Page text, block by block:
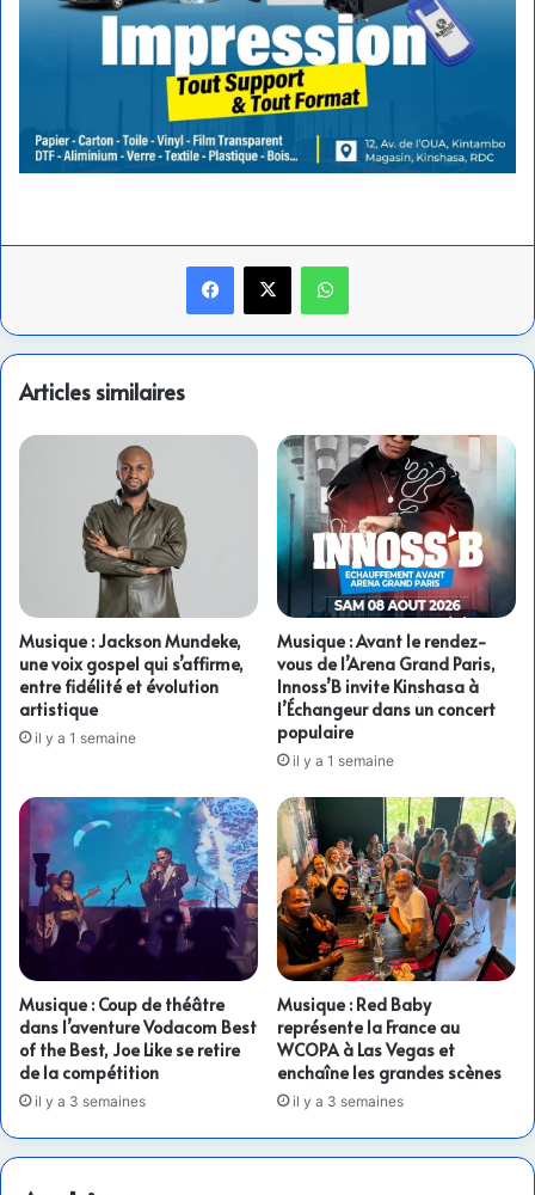
Facebook
X WhatsApp
Articles similaires
Musique : Jackson Mundeke,
une voix gospel qui s’affirme,
entre fidélité et évolution
artistique
il y a 1 semaine
Musique : Avant le rendez-
vous de l’Arena Grand Paris,
Innoss’B invite Kinshasa à
l’Échangeur dans un concert
populaire
il y a 1 semaine
Musique : Coup de théâtre
dans l’aventure Vodacom Best
of the Best, Joe Like se retire
de la compétition
il y a 3 semaines
Musique : Red Baby
représente la France au
WCOPA à Las Vegas et
enchaîne les grandes scènes
il y a 3 semaines